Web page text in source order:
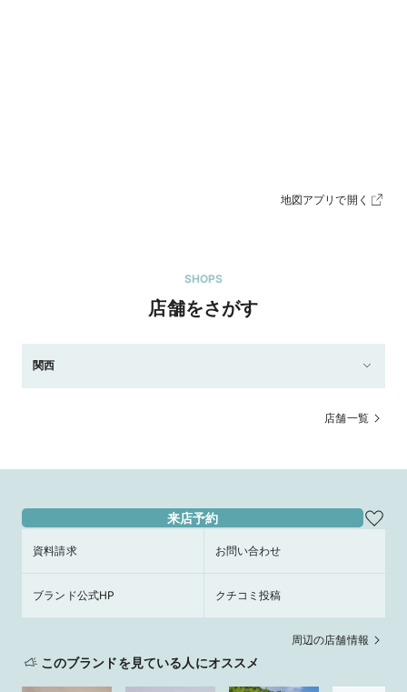
地図アプリで開く
SHOPS
店舗をさがす
関西
店舗一覧
来店予約
資料請求 お問い合わせ
ブランド公式HP クチコミ投稿
周辺の店舗情報
このブランドを見ている人にオススメ